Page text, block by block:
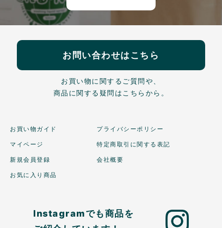
お問い合わせはこちら
お買い物に関するご質問や、
商品に関する疑問はこちらから。
お買い物ガイド
マイページ
新規会員登録
お気に入り商品
プライバシーポリシー
特定商取引に関する表記
会社概要
Instagramでも商品を